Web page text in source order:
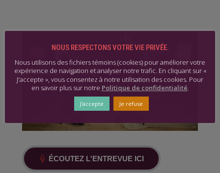
ÉCOUTEZ L'ENTREVUE ICI
NOUS RESPECTONS VOTRE VIE PRIVÉE.
Nous utilisons des fichiers témoins (cookies) pour améliorer votre
expérience de navigation et analyser notre trafic. En cliquant sur «
J'accepte », vous consentez à notre utilisation des cookies. Pour
en savoir plus sur notre Politique de confidentialité.
J'accepte Je refuse